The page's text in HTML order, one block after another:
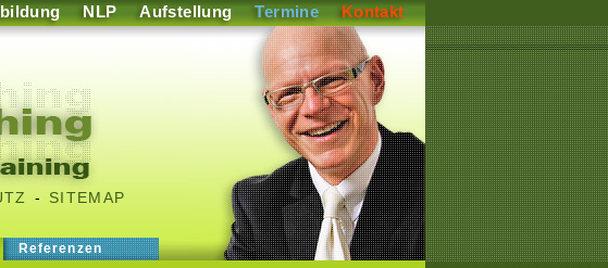
NLP Aufstellung Termine Kontakt
- SITEMAP
Referenzen